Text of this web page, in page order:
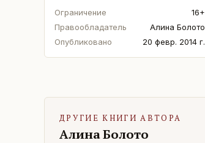
Ограничение
16+
Правообладатель
Алина Болото
Опубликовано
20 февр. 2014 г.
ДРУГИЕ КНИГИ АВТОРА
Алина Болото